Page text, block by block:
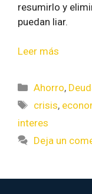
resumirlo y
puedan liar.
Leer más
Ahorro,
crisis,
interes
Deja un